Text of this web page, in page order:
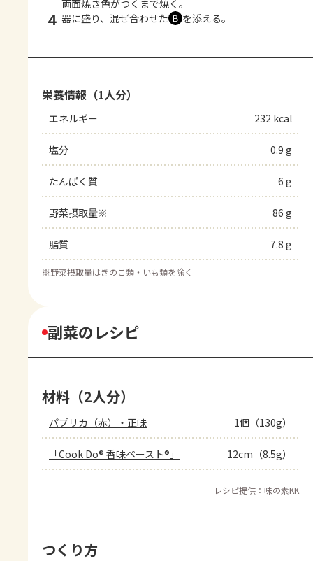
両面焼き色がつくまで焼く。
4 器に盛り、混ぜ合わせた Ｂ を添える。
栄養情報（1人分）
エネルギー 232 kcal
塩分 0.9 g
たんぱく質 6 g
野菜摂取量※ 86 g
脂質 7.8 g
※野菜摂取量はきのこ類・いも類を除く
副菜のレシピ
材料（2人分）
パプリカ（赤）・正味 1個（130g）
「Cook Do® 香味ペースト®」 12cm（8.5g）
レシピ提供：味の素KK
つくり方